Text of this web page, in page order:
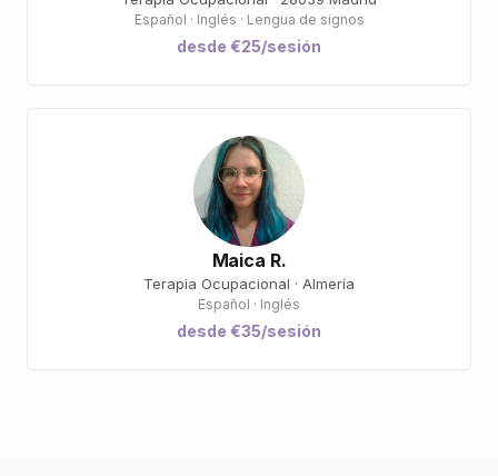
Español · Inglés · Lengua de signos
desde €25/sesión
Maica R.
Terapia Ocupacional · Almería
Español · Inglés
desde €35/sesión